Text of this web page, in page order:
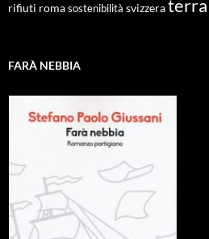
rifiuti roma sostenibilità svizzeraterra
FARÀ NEBBIA